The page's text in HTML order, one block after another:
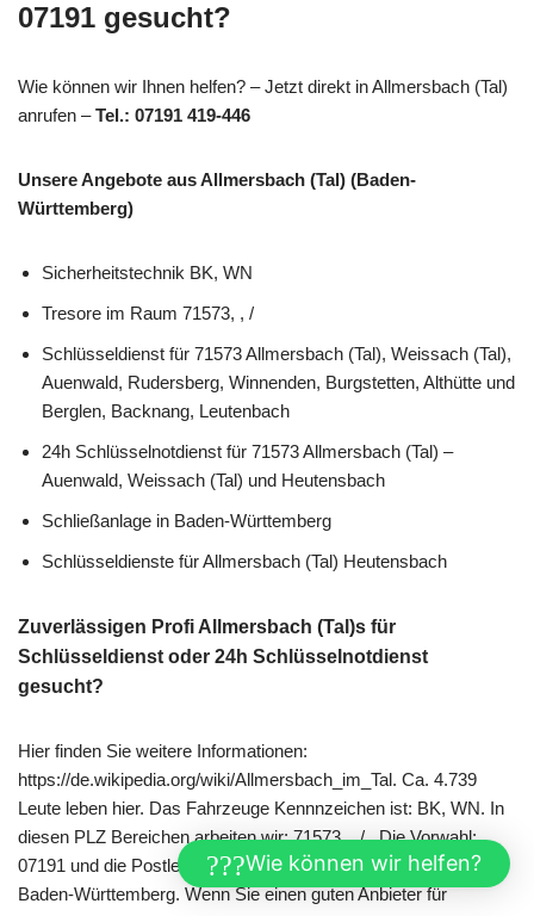
07191 gesucht?
Wie können wir Ihnen helfen? – Jetzt direkt in Allmersbach (Tal)
anrufen –Tel.: 07191 419-446
Unsere Angebote aus Allmersbach (Tal) (Baden-
Württemberg)
Sicherheitstechnik BK, WN
Tresore im Raum 71573, , /
Schlüsseldienst für 71573 Allmersbach (Tal), Weissach (Tal),
Auenwald, Rudersberg, Winnenden, Burgstetten, Althütte und
Berglen, Backnang, Leutenbach
24h Schlüsselnotdienst für 71573 Allmersbach (Tal) –
Auenwald, Weissach (Tal) und Heutensbach
Schließanlage in Baden-Württemberg
Schlüsseldienste für Allmersbach (Tal) Heutensbach
Zuverlässigen Profi Allmersbach (Tal)s für
Schlüsseldienst oder 24h Schlüsselnotdienst
gesucht?
Hier finden Sie weitere Informationen:
https://de.wikipedia.org/wiki/Allmersbach_im_Tal. Ca. 4.739
Leute leben hier. Das Fahrzeuge Kennnzeichen ist: BK, WN. In
diesen PLZ Bereichen arbeiten wir: 71573, , / . Die Vorwahl:
07191 und die Postleitzahl: 71573 hat Allmersbach (Tal) in
Baden-Württemberg. Wenn Sie einen guten Anbieter für
Wie können wir helfen?